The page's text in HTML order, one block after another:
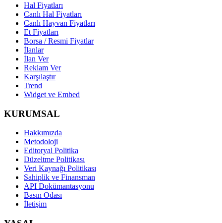
Hal Fiyatları
Canlı Hal Fiyatları
Canlı Hayvan Fiyatları
Et Fiyatları
Borsa / Resmi Fiyatlar
İlanlar
İlan Ver
Reklam Ver
Karşılaştır
Trend
Widget ve Embed
KURUMSAL
Hakkımızda
Metodoloji
Editoryal Politika
Düzeltme Politikası
Veri Kaynağı Politikası
Sahiplik ve Finansman
API Dokümantasyonu
Basın Odası
İletişim